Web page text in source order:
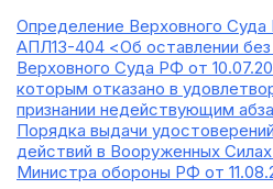
Определение Верховного
АПЛ13-404 <Об оставлении
Верховного Суда РФ от
которым отказано в
признании недействующим
Порядка выдачи
действий в Вооруженных
Министра обороны РФ от